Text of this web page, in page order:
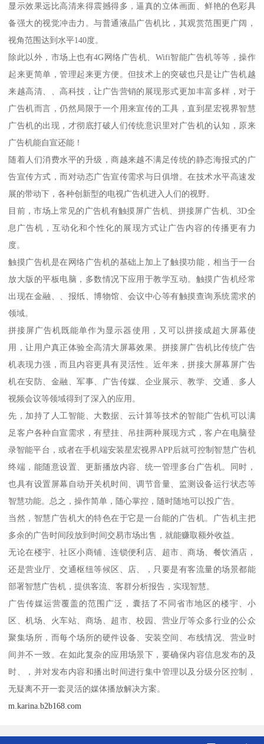
显示效果远比高清来得震撼得多，逼真的立体画面、鲜艳的色彩具
备强大的视觉冲击力。与普通液晶广告机比，其观赏范围更广阔，
视角范围达到水平140度。
除此以外，市场上也有4G网络广告机、Wifi智能广告机等等，操作
起来更简单，管理起来更方便。但技术上的突破也只是让广告机越
来越高清、、高科技，让广告营销的展现形式更加丰富多样，对于
广告机而言，仍然局限于一个用来宣传的工具，直到星宏视界智慧
广告机的出现，才彻底打破人们传统意识里对广告机的认知，原来
广告机能自宣还能！
随着人们消费水平的升级，商越来越不满足传统的静态海报式的广
告宣传方式，而对动态广告宣传需求与日俱增。在技术水平高速发
展的带动下，各种创新型的电视广告机进入人们的视野。
目前，市场上常见的广告机有触摸屏广告机、拼接屏广告机、3D全
息广告机，互动化和个性化的展现方式让广告内容的传播更有力
度。
触摸广告机是在网络广告机的基础上加上了触摸功能，相当于一台
放大版的平板电脑，多数情况下应用于教学互动。触摸广告机经常
出现在金融、、报纸、博物馆、会议中心等有触摸查询系统需求的
领域。
拼接屏广告机既能单作为显示器使用，又可以拼接成超大屏幕使
用，让用户真正体验全高清大屏幕效果。拼接屏广告机比传统广告
机表现力强，而且内容更具有灵活性。近年来，拼接大屏幕屏广告
机在安防、金融、军事、广告传媒、企业展示、教学、交通、多人
视频会议等领域得到了深入的应用。
先，加持了人工智能、大数据、云计算等技术的智能广告机可以满
足客户各种自宣需求，有壁挂、吊挂两种展现方式，客户在电脑登
录智能平台，或者在手机端安装星宏视界APP后就可控制智慧广告机
终端，能随意设置、更新播放内容、统一管理多台广告机。同时，
也具有设置屏幕自动开关机时间、调节音量、监测设备运行状态等
智慧功能。总之，操作简单，随心掌控，随时随地可以投广告。
当然，智慧广告机大的特色在于它是一台能的广告机。广告机主把
多余的广告时间段放到时间交易市场出售，就能赚取额外收益。
无论在楼宇、社区小商铺、连锁便利店、超市、商场、餐饮酒店，
还是营业厅、交通枢纽等候区、店、，只要是有客流量的场景都能
部署智慧广告机，提供客流、客群分析报告，实现智慧。
广告传媒运营覆盖的范围广泛，囊括了不同省市地区的楼宇、小
区、机场、火车站、商场、超市、校园、营业厅等众多行业的公众
聚集场所，而每个场所的硬件设备、安装空间、布线情况、营业时
间并不一致。在如此复杂的应用场景下，要确保内容信息发布的及
时、，并对发布内容和播出时间进行集中管理以及分级分区控制，
无疑离不开一套灵活的媒体播放解决方案。
m.karina.b2b168.com